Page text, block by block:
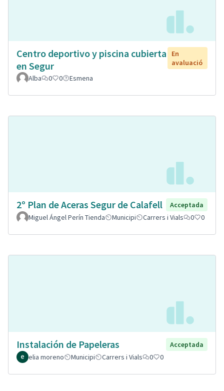
Centro deportivo y piscina cubierta
en Segur
En
avaluació
Alba
0 0 Esmena
2º Plan de Aceras Segur de Calafell
Acceptada
Miguel Ángel Perín Tienda
Municipi Carrers i Vials 0 0
Instalación de Papeleras
Acceptada
elia moreno
Municipi Carrers i Vials 0 0